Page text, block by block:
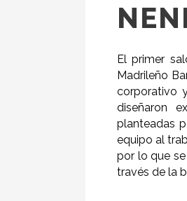
El primer
Madrileño
corporativo
diseñaron
planteadas
equipo al
por lo que
través de la